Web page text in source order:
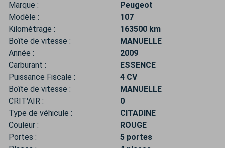
Marque :
Peugeot
Modèle :
107
Kilométrage :
163500 km
Boîte de vitesse :
MANUELLE
Année :
2009
Carburant :
ESSENCE
Puissance Fiscale :
4 CV
Boîte de vitesse :
MANUELLE
CRIT'AIR :
0
Type de véhicule :
CITADINE
Couleur :
ROUGE
Portes :
5 portes